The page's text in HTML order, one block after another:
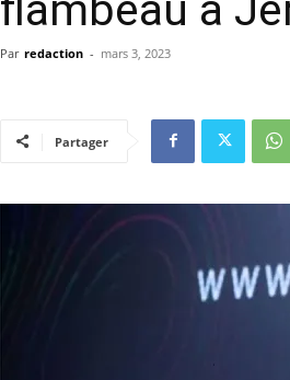
Par redaction - mars 3, 2023
Partager